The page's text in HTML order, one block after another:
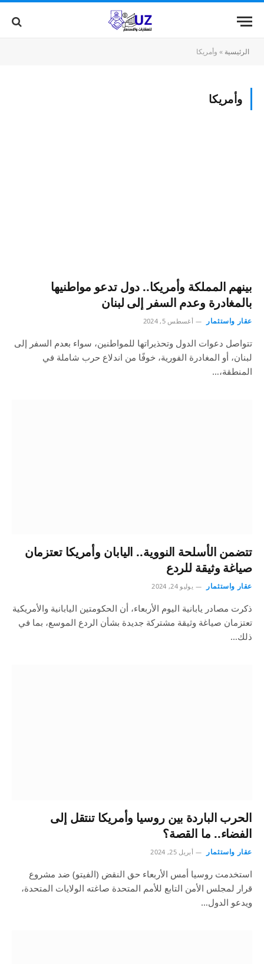
الرئيسية » وأمريكا
وأمريكا
بينهم المملكة وأمريكا.. دول تدعو مواطنيها
بالمغادرة وعدم السفر إلى لبنان
عقار واستثمار أغسطس 5, 2024
تتواصل دعوات الدول وتحذيراتها للمواطنين، سواء بعدم السفر إلى
لبنان، أو المغادرة الفورية، خوفًا من اندلاع حرب شاملة في
المنطقة،…
تتضمن الأسلحة النووية.. اليابان وأمريكا تعتزمان
صياغة وثيقة للردع
عقار واستثمار يوليو 24, 2024
ذكرت مصادر يابانية اليوم الأربعاء، أن الحكومتين اليابانية والأمريكية
تعتزمان صياغة وثيقة مشتركة جديدة بشأن الردع الموسع، بما في
ذلك…
الحرب الباردة بين روسيا وأمريكا تنتقل إلى
الفضاء.. ما القصة؟
عقار واستثمار أبريل 25, 2024
استخدمت روسيا أمس الأربعاء حق النقض (الفيتو) ضد مشروع
قرار لمجلس الأمن التابع للأمم المتحدة صاغته الولايات المتحدة،
ويدعو الدول…